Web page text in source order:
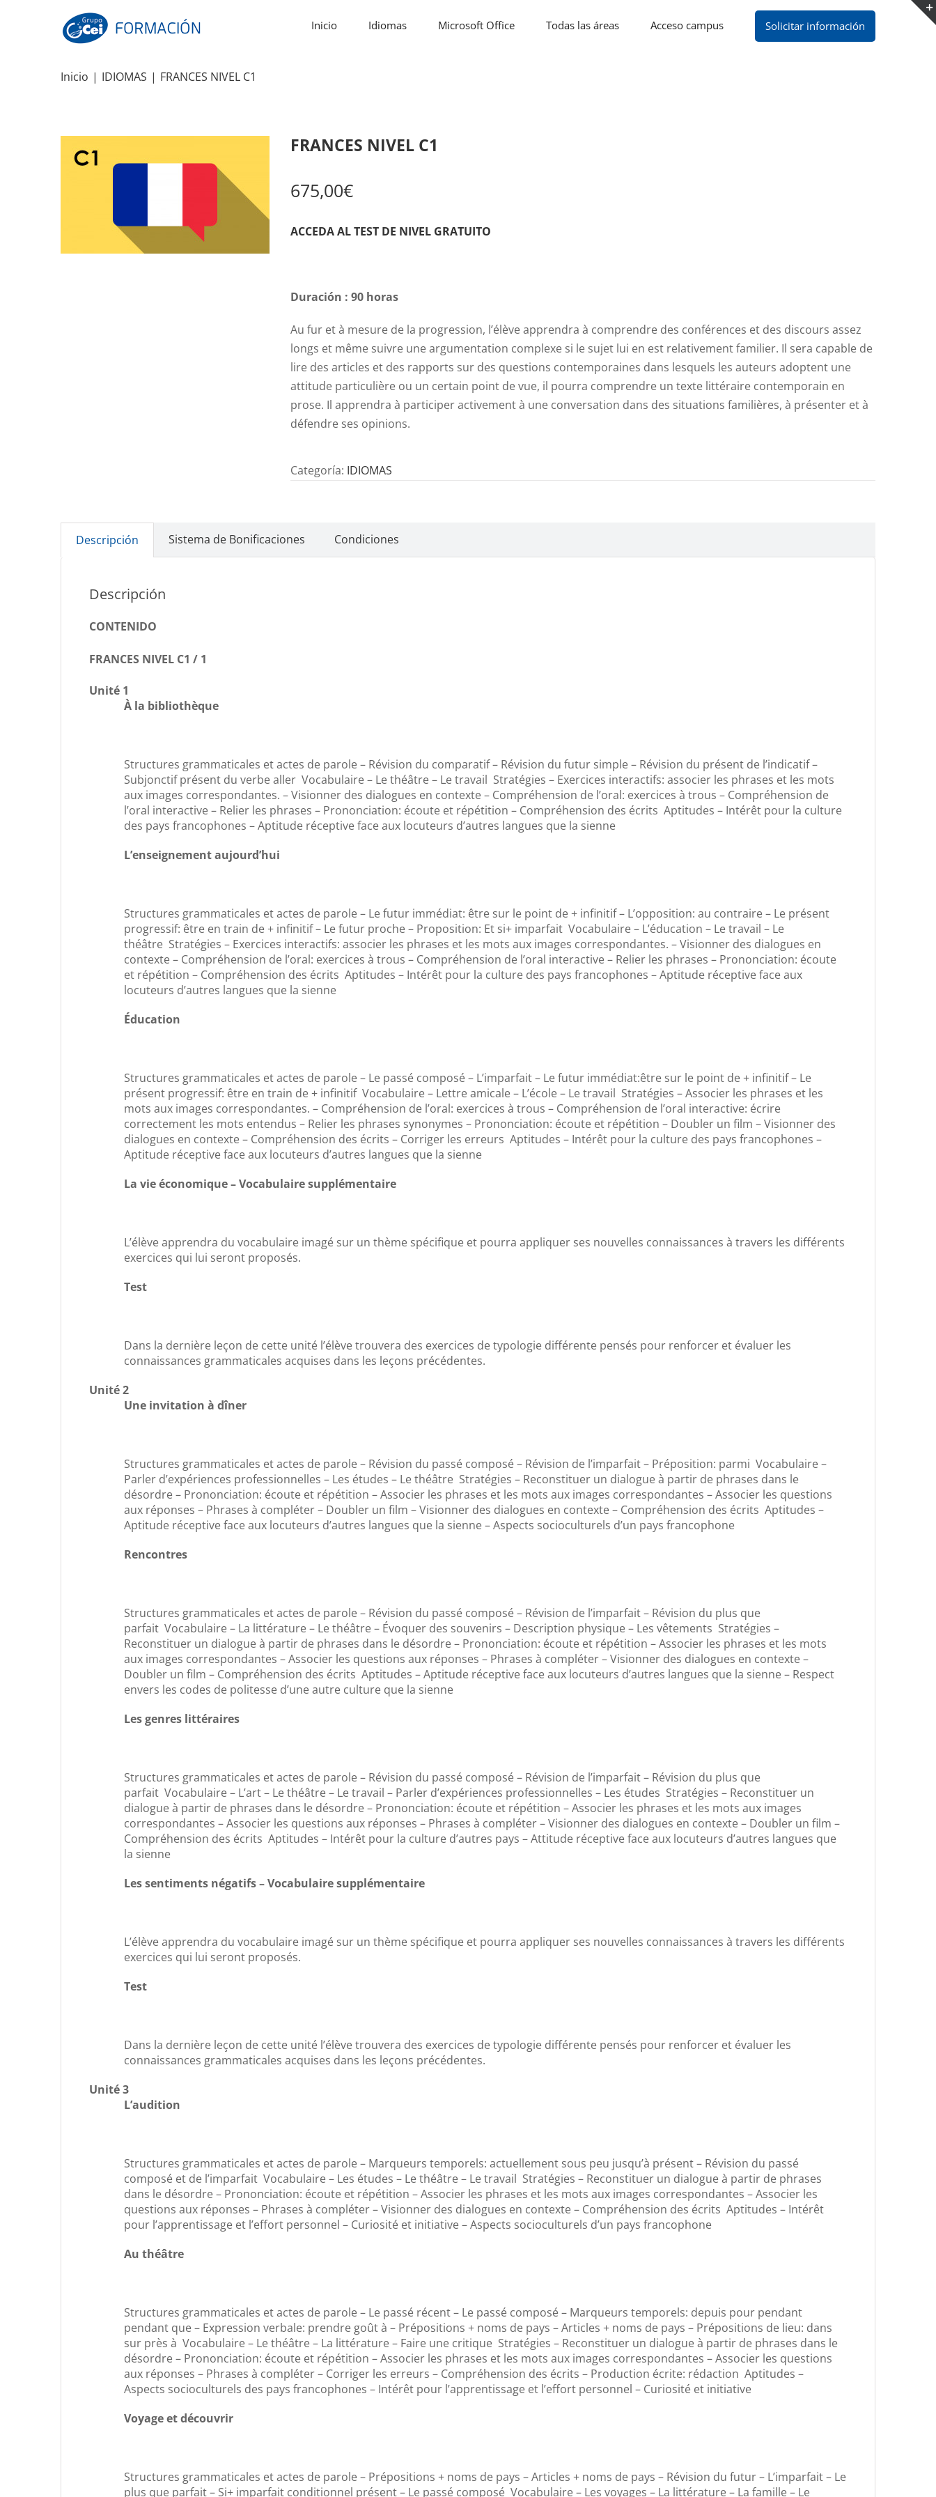
Inicio Idiomas Microsoft Office Todas las áreas Acceso campus Solicitar información
Inicio | IDIOMAS | FRANCES NIVEL C1
FRANCES NIVEL C1
675,00€
ACCEDA AL TEST DE NIVEL GRATUITO
Duración : 90 horas
Au fur et à mesure de la progression, l’élève apprendra à comprendre des conférences et des discours assez
longs et même suivre une argumentation complexe si le sujet lui en est relativement familier. Il sera capable de
lire des articles et des rapports sur des questions contemporaines dans lesquels les auteurs adoptent une
attitude particulière ou un certain point de vue, il pourra comprendre un texte littéraire contemporain en
prose. Il apprendra à participer activement à une conversation dans des situations familières, à présenter et à
défendre ses opinions.
Categoría: IDIOMAS
Descripción Sistema de Bonificaciones Condiciones
Descripción
CONTENIDO
FRANCES NIVEL C1 / 1
Unité 1
À la bibliothèque
Structures grammaticales et actes de parole – Révision du comparatif – Révision du futur simple – Révision du présent de l’indicatif –
Subjonctif présent du verbe aller Vocabulaire – Le théâtre – Le travail Stratégies – Exercices interactifs: associer les phrases et les mots
aux images correspondantes. – Visionner des dialogues en contexte – Compréhension de l’oral: exercices à trous – Compréhension de
l’oral interactive – Relier les phrases – Prononciation: écoute et répétition – Compréhension des écrits Aptitudes – Intérêt pour la culture
des pays francophones – Aptitude réceptive face aux locuteurs d’autres langues que la sienne
L’enseignement aujourd’hui
Structures grammaticales et actes de parole – Le futur immédiat: être sur le point de + infinitif – L’opposition: au contraire – Le présent
progressif: être en train de + infinitif – Le futur proche – Proposition: Et si+ imparfait Vocabulaire – L’éducation – Le travail – Le
théâtre Stratégies – Exercices interactifs: associer les phrases et les mots aux images correspondantes. – Visionner des dialogues en
contexte – Compréhension de l’oral: exercices à trous – Compréhension de l’oral interactive – Relier les phrases – Prononciation: écoute
et répétition – Compréhension des écrits Aptitudes – Intérêt pour la culture des pays francophones – Aptitude réceptive face aux
locuteurs d’autres langues que la sienne
Éducation
Structures grammaticales et actes de parole – Le passé composé – L’imparfait – Le futur immédiat:être sur le point de + infinitif – Le
présent progressif: être en train de + infinitif Vocabulaire – Lettre amicale – L’école – Le travail Stratégies – Associer les phrases et les
mots aux images correspondantes. – Compréhension de l’oral: exercices à trous – Compréhension de l’oral interactive: écrire
correctement les mots entendus – Relier les phrases synonymes – Prononciation: écoute et répétition – Doubler un film – Visionner des
dialogues en contexte – Compréhension des écrits – Corriger les erreurs Aptitudes – Intérêt pour la culture des pays francophones –
Aptitude réceptive face aux locuteurs d’autres langues que la sienne
La vie économique – Vocabulaire supplémentaire
L’élève apprendra du vocabulaire imagé sur un thème spécifique et pourra appliquer ses nouvelles connaissances à travers les différents
exercices qui lui seront proposés.
Test
Dans la dernière leçon de cette unité l’élève trouvera des exercices de typologie différente pensés pour renforcer et évaluer les
connaissances grammaticales acquises dans les leçons précédentes.
Unité 2
Une invitation à dîner
Structures grammaticales et actes de parole – Révision du passé composé – Révision de l’imparfait – Préposition: parmi Vocabulaire –
Parler d’expériences professionnelles – Les études – Le théâtre Stratégies – Reconstituer un dialogue à partir de phrases dans le
désordre – Prononciation: écoute et répétition – Associer les phrases et les mots aux images correspondantes – Associer les questions
aux réponses – Phrases à compléter – Doubler un film – Visionner des dialogues en contexte – Compréhension des écrits Aptitudes –
Aptitude réceptive face aux locuteurs d’autres langues que la sienne – Aspects socioculturels d’un pays francophone
Rencontres
Structures grammaticales et actes de parole – Révision du passé composé – Révision de l’imparfait – Révision du plus que
parfait Vocabulaire – La littérature – Le théâtre – Évoquer des souvenirs – Description physique – Les vêtements Stratégies –
Reconstituer un dialogue à partir de phrases dans le désordre – Prononciation: écoute et répétition – Associer les phrases et les mots
aux images correspondantes – Associer les questions aux réponses – Phrases à compléter – Visionner des dialogues en contexte –
Doubler un film – Compréhension des écrits Aptitudes – Aptitude réceptive face aux locuteurs d’autres langues que la sienne – Respect
envers les codes de politesse d’une autre culture que la sienne
Les genres littéraires
Structures grammaticales et actes de parole – Révision du passé composé – Révision de l’imparfait – Révision du plus que
parfait Vocabulaire – L’art – Le théâtre – Le travail – Parler d’expériences professionnelles – Les études Stratégies – Reconstituer un
dialogue à partir de phrases dans le désordre – Prononciation: écoute et répétition – Associer les phrases et les mots aux images
correspondantes – Associer les questions aux réponses – Phrases à compléter – Visionner des dialogues en contexte – Doubler un film –
Compréhension des écrits Aptitudes – Intérêt pour la culture d’autres pays – Attitude réceptive face aux locuteurs d’autres langues que
la sienne
Les sentiments négatifs – Vocabulaire supplémentaire
L’élève apprendra du vocabulaire imagé sur un thème spécifique et pourra appliquer ses nouvelles connaissances à travers les différents
exercices qui lui seront proposés.
Test
Dans la dernière leçon de cette unité l’élève trouvera des exercices de typologie différente pensés pour renforcer et évaluer les
connaissances grammaticales acquises dans les leçons précédentes.
Unité 3
L’audition
Structures grammaticales et actes de parole – Marqueurs temporels: actuellement sous peu jusqu’à présent – Révision du passé
composé et de l’imparfait Vocabulaire – Les études – Le théâtre – Le travail Stratégies – Reconstituer un dialogue à partir de phrases
dans le désordre – Prononciation: écoute et répétition – Associer les phrases et les mots aux images correspondantes – Associer les
questions aux réponses – Phrases à compléter – Visionner des dialogues en contexte – Compréhension des écrits Aptitudes – Intérêt
pour l’apprentissage et l’effort personnel – Curiosité et initiative – Aspects socioculturels d’un pays francophone
Au théâtre
Structures grammaticales et actes de parole – Le passé récent – Le passé composé – Marqueurs temporels: depuis pour pendant
pendant que – Expression verbale: prendre goût à – Prépositions + noms de pays – Articles + noms de pays – Prépositions de lieu: dans
sur près à Vocabulaire – Le théâtre – La littérature – Faire une critique Stratégies – Reconstituer un dialogue à partir de phrases dans le
désordre – Prononciation: écoute et répétition – Associer les phrases et les mots aux images correspondantes – Associer les questions
aux réponses – Phrases à compléter – Corriger les erreurs – Compréhension des écrits – Production écrite: rédaction Aptitudes –
Aspects socioculturels des pays francophones – Intérêt pour l’apprentissage et l’effort personnel – Curiosité et initiative
Voyage et découvrir
Structures grammaticales et actes de parole – Prépositions + noms de pays – Articles + noms de pays – Révision du futur – L’imparfait – Le
plus que parfait – Si+ imparfait conditionnel présent – Le passé composé Vocabulaire – Les voyages – La littérature – La famille – Le